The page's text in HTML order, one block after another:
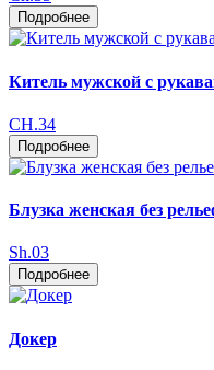
Подробнее
Китель мужской с
CH.34
Подробнее
Блузка женская без
Sh.03
Подробнее
Докер